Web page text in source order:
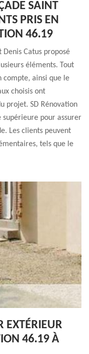
SAINT
PRIS EN
46.19
Catus proposé
éléments. Tout
compte, ainsi que le
choisis ont
projet. SD Rénovation
pour assurer
Les clients peuvent
tels que le
EXTÉRIEUR
46.19 À